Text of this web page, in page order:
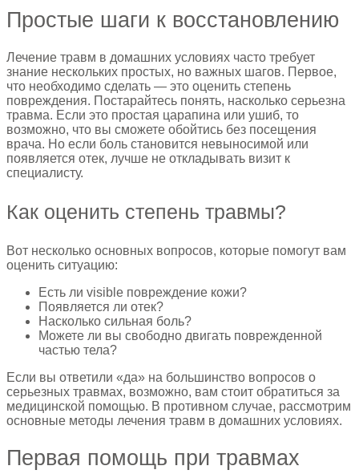
Простые шаги к восстановлению
Лечение травм в домашних условиях часто требует
знание нескольких простых, но важных шагов. Первое,
что необходимо сделать — это оценить степень
повреждения. Постарайтесь понять, насколько серьезна
травма. Если это простая царапина или ушиб, то
возможно, что вы сможете обойтись без посещения
врача. Но если боль становится невыносимой или
появляется отек, лучше не откладывать визит к
специалисту.
Как оценить степень травмы?
Вот несколько основных вопросов, которые помогут вам
оценить ситуацию:
Есть ли visible повреждение кожи?
Появляется ли отек?
Насколько сильная боль?
Можете ли вы свободно двигать поврежденной
частью тела?
Если вы ответили «да» на большинство вопросов о
серьезных травмах, возможно, вам стоит обратиться за
медицинской помощью. В противном случае, рассмотрим
основные методы лечения травм в домашних условиях.
Первая помощь при травмах